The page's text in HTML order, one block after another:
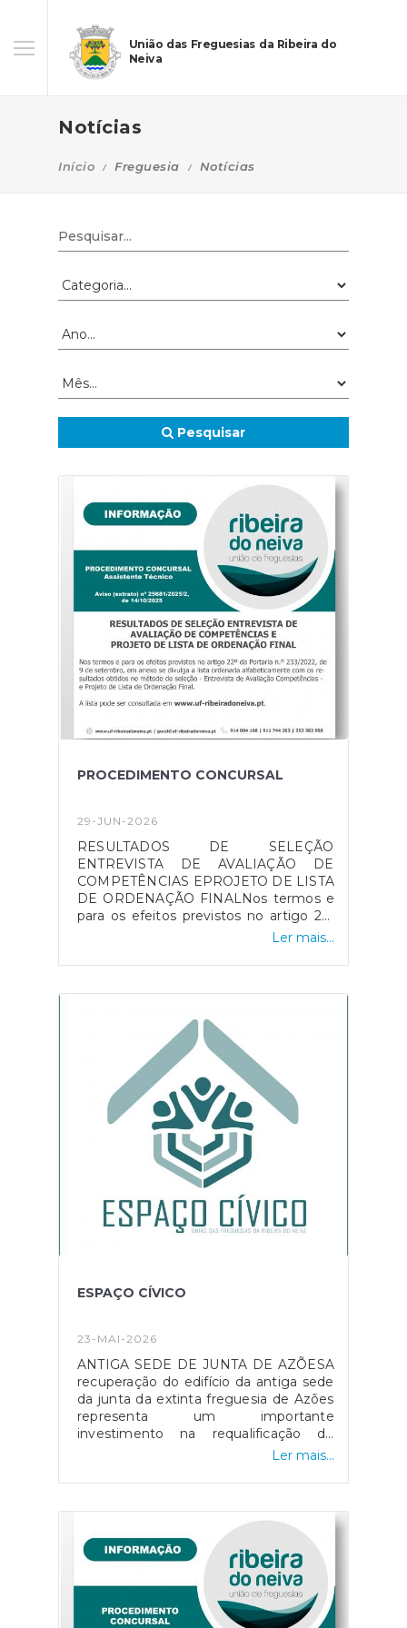
União das Freguesias da Ribeira do
Neiva
Notícias
Início Freguesia Notícias
Pesquisar
PROCEDIMENTO CONCURSAL
29-JUN-2026
RESULTADOS DE SELEÇÃO
ENTREVISTA DE AVALIAÇÃO DE
COMPETÊNCIAS EPROJETO DE LISTA
DE ORDENAÇÃO FINALNos termos e
para os efeitos previstos no artigo 22º
da Portaria n.º 233/2022, de 9 de
ordenada alfabeticamente com os
Competências - e Projeto de Lista de
Ordenação Final.Os resultados podem
ser consultados aqui
Ler mais...
ESPAÇO CÍVICO
23-MAI-2026
ANTIGA SEDE DE JUNTA DE AZÕESA
recuperação do edifício da antiga sede
da junta da extinta freguesia de Azões
representa um importante
investimento na requalificação do
património local e na criação de um
edifício, anteriormente subaproveitado,
permitiram devolver-lhe funcionalidade,
dignidade e novas condições de
utilização.O espaço agora designado
de “Espaço Cívico”, um nome que
reflete a sua nova vocação enquanto
ponto de encontro, participação e
dinamização comunitária. A escolha
Ler mais...